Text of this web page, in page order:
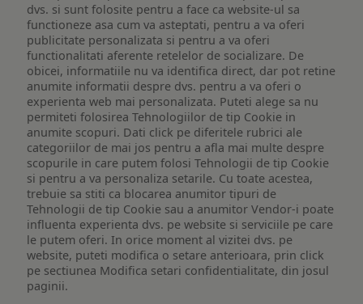
dvs. si sunt folosite pentru a face ca website-ul sa
functioneze asa cum va asteptati, pentru a va oferi
publicitate personalizata si pentru a va oferi
functionalitati aferente retelelor de socializare. De
obicei, informatiile nu va identifica direct, dar pot retine
anumite informatii despre dvs. pentru a va oferi o
experienta web mai personalizata. Puteti alege sa nu
permiteti folosirea Tehnologiilor de tip Cookie in
anumite scopuri. Dati click pe diferitele rubrici ale
categoriilor de mai jos pentru a afla mai multe despre
scopurile in care putem folosi Tehnologii de tip Cookie
si pentru a va personaliza setarile. Cu toate acestea,
trebuie sa stiti ca blocarea anumitor tipuri de
Tehnologii de tip Cookie sau a anumitor Vendor-i poate
influenta experienta dvs. pe website si serviciile pe care
le putem oferi. In orice moment al vizitei dvs. pe
website, puteti modifica o setare anterioara, prin click
pe sectiunea Modifica setari confidentialitate, din josul
paginii.